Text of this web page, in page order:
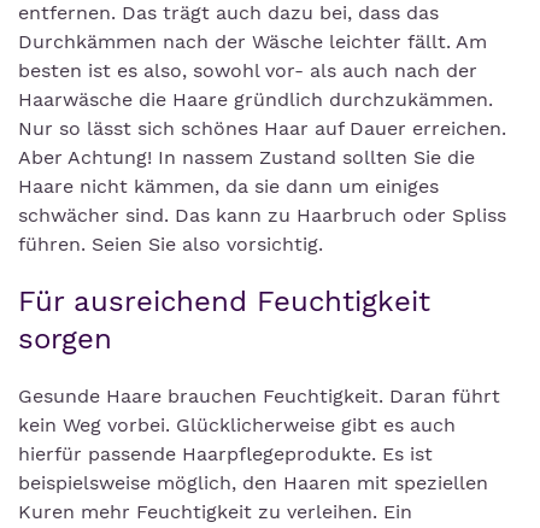
entfernen. Das trägt auch dazu bei, dass das
Durchkämmen nach der Wäsche leichter fällt. Am
besten ist es also, sowohl vor- als auch nach der
Haarwäsche die Haare gründlich durchzukämmen.
Nur so lässt sich schönes Haar auf Dauer erreichen.
Aber Achtung! In nassem Zustand sollten Sie die
Haare nicht kämmen, da sie dann um einiges
schwächer sind. Das kann zu Haarbruch oder Spliss
führen. Seien Sie also vorsichtig.
Für ausreichend Feuchtigkeit
sorgen
Gesunde Haare brauchen Feuchtigkeit. Daran führt
kein Weg vorbei. Glücklicherweise gibt es auch
hierfür passende Haarpflegeprodukte. Es ist
beispielsweise möglich, den Haaren mit speziellen
Kuren mehr Feuchtigkeit zu verleihen. Ein